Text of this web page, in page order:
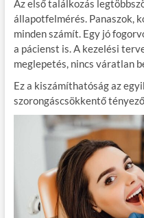
Az első találkozás
állapotfelmérés. Panaszok,
minden számít. Egy jó
a pácienst is. A kezelési
meglepetés, nincs váratlan
Ez a kiszámíthatóság az
szorongáscsökkentő